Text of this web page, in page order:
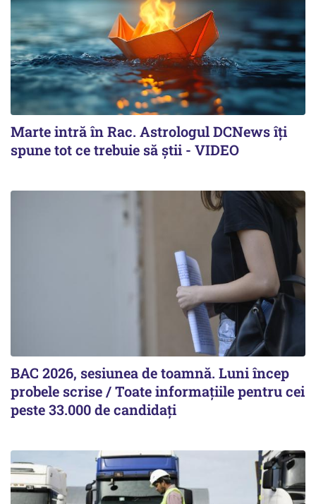
Marte intră în Rac. Astrologul DCNews îți
spune tot ce trebuie să știi - VIDEO
BAC 2026, sesiunea de toamnă. Luni încep
probele scrise / Toate informațiile pentru cei
peste 33.000 de candidați